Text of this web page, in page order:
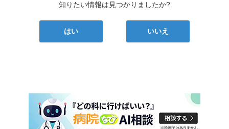
知りたい情報は見つかりましたか?
はい いいえ